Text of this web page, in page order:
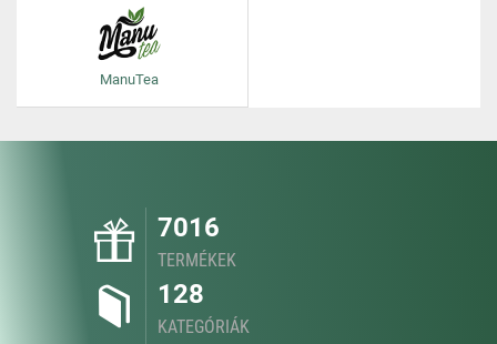
ManuTea
7016
TERMÉKEK
128
KATEGÓRIÁK